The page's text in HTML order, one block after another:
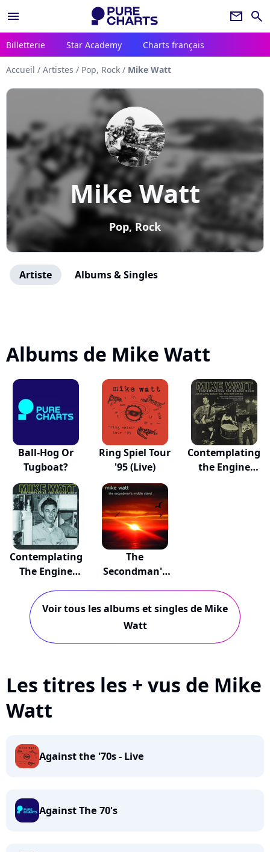
menu newsletter search
Billetterie Star Academy Charts français
Accueil / Artistes / Pop, Rock / Mike Watt
Mike Watt
Pop, Rock
Artiste Albums & Singles
Albums de Mike Watt
Ball-Hog Or
Tugboat?
Ring Spiel Tour
'95 (Live)
Contemplating
the Engine
Contemplating
The Engine
The
Secondman's
Voir tous les albums et singles de Mike
Watt
Les titres les + vus de Mike
Watt
Against the '70s - Live
Against The 70's